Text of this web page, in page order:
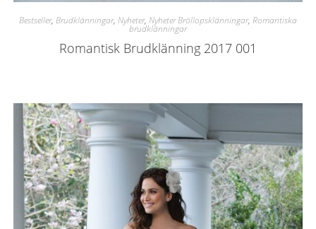
Bestseller, Brudklänningar, Nyheter, Nyheter Bröllopsklänningar, Romantiska
brudklänningar
Romantisk Brudklänning 2017 001